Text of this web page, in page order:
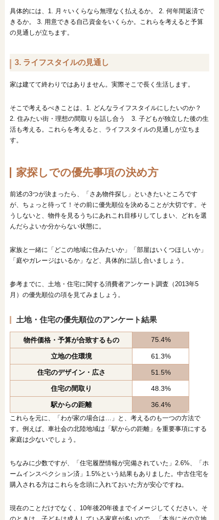
具体的には、1. 月々いくらなら無理なく払えるか。 2. 何年間返済で
きるか。 3. 用意できる自己資金をいくらか。これらを考えると予算
の見通しが立ちます。
3. ライフスタイルの見通し
家は建てて終わりではありません。実際そこで長く生活します。
そこで考えるべきことは、1. どんなライフスタイルにしたいのか？
2. 住みたい街・理想の間取りを話し合う 3. 子どもが独立した後の生
活も考える。これらを考えると、ライフスタイルの見通しが立ちま
す。
家探しでの優先事項の決め方
前述の3つが決まったら、「さあ物件探し」といきたいところです
が、ちょっと待って！その前に優先順位を決めることが大切です。そ
うしないと、物件を見るうちにあれこれ目移りしてしまい、どれを選
んだらよいか分からない状態に。
家族と一緒に「どこの地域に住みたいか」「部屋はいくつほしいか」
「庭やガレージはいるか」など、具体的に話し合いましょう。
参考までに、土地・住宅に関する消費者アンケート調査（2013年5
月）の優先順位の項を見てみましょう。
土地・住宅の優先順位のアンケート結果
物件価格・予算が合致するもの 75.4%
立地の住環境 61.3%
住宅のデザイン・広さ 51.5%
住宅の間取り 48.3%
駅からの距離 36.4%
これらを元に、「わが家の場合は…」と、考えるのも一つの方法で
す。例えば、車社会の北陸地域は「駅からの距離」を重要事項にする
家庭は少ないでしょう。
ちなみに少数ですが、「住宅履歴情報が完備されていた」2.6%、「ホ
ームインスペクション済」1.5%という結果もありました。中古住宅を
購入される方はこれらを念頭に入れておいた方が安心ですね。
現在のことだけでなく、10年後20年後までイメージしてください。そ